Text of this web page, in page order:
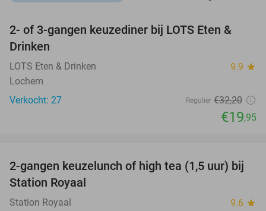
38%
TODAY
2- of 3-gangen keuzediner bij LOTS Eten &
Drinken
LOTS Eten & Drinken 9.9 star
Lochem
Verkocht: 27
Regulier €32,20
€19,95
44%
NEW
TODAY
2-gangen keuzelunch of high tea (1,5 uur) bij
Station Royaal
Station Royaal 9.6 star